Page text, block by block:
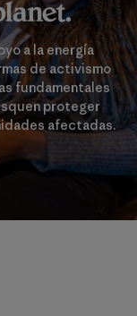
a la energía
de activismo
fundamentales
proteger
afectadas.